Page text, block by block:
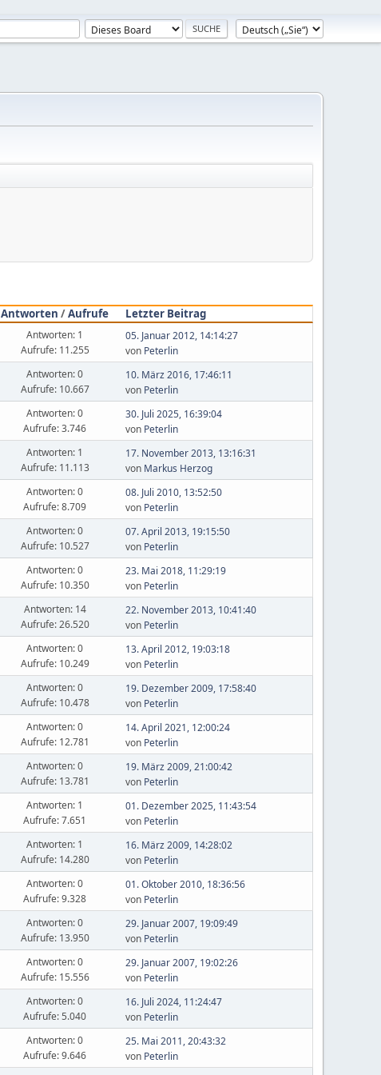
Antworten /Aufrufe
Letzter Beitrag
Antworten: 1
Aufrufe: 11.255
05. Januar 2012, 14:14:27
von Peterlin
Antworten: 0
Aufrufe: 10.667
10. März 2016, 17:46:11
von Peterlin
Antworten: 0
Aufrufe: 3.746
30. Juli 2025, 16:39:04
von Peterlin
Antworten: 1
Aufrufe: 11.113
17. November 2013, 13:16:31
von Markus Herzog
Antworten: 0
Aufrufe: 8.709
08. Juli 2010, 13:52:50
von Peterlin
Antworten: 0
Aufrufe: 10.527
07. April 2013, 19:15:50
von Peterlin
Antworten: 0
Aufrufe: 10.350
23. Mai 2018, 11:29:19
von Peterlin
Antworten: 14
Aufrufe: 26.520
22. November 2013, 10:41:40
von Peterlin
Antworten: 0
Aufrufe: 10.249
13. April 2012, 19:03:18
von Peterlin
Antworten: 0
Aufrufe: 10.478
19. Dezember 2009, 17:58:40
von Peterlin
Antworten: 0
Aufrufe: 12.781
14. April 2021, 12:00:24
von Peterlin
Antworten: 0
Aufrufe: 13.781
19. März 2009, 21:00:42
von Peterlin
Antworten: 1
Aufrufe: 7.651
01. Dezember 2025, 11:43:54
von Peterlin
Antworten: 1
Aufrufe: 14.280
16. März 2009, 14:28:02
von Peterlin
Antworten: 0
Aufrufe: 9.328
01. Oktober 2010, 18:36:56
von Peterlin
Antworten: 0
Aufrufe: 13.950
29. Januar 2007, 19:09:49
von Peterlin
Antworten: 0
Aufrufe: 15.556
29. Januar 2007, 19:02:26
von Peterlin
Antworten: 0
Aufrufe: 5.040
16. Juli 2024, 11:24:47
von Peterlin
Antworten: 0
Aufrufe: 9.646
25. Mai 2011, 20:43:32
von Peterlin